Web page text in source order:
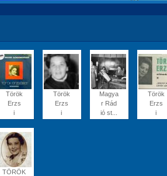
Török
Erzs
i
Török
Erzs
i
Magya
r Rád
ió st...
Török
Erzs
i
TÖRÖK